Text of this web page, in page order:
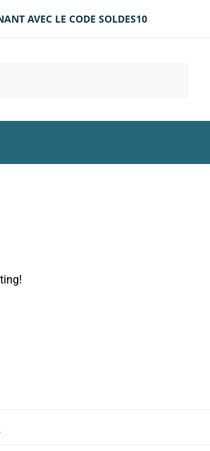
AVEC LE CODE SOLDES10